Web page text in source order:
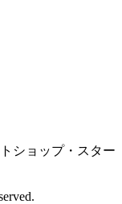
ショップ・スター